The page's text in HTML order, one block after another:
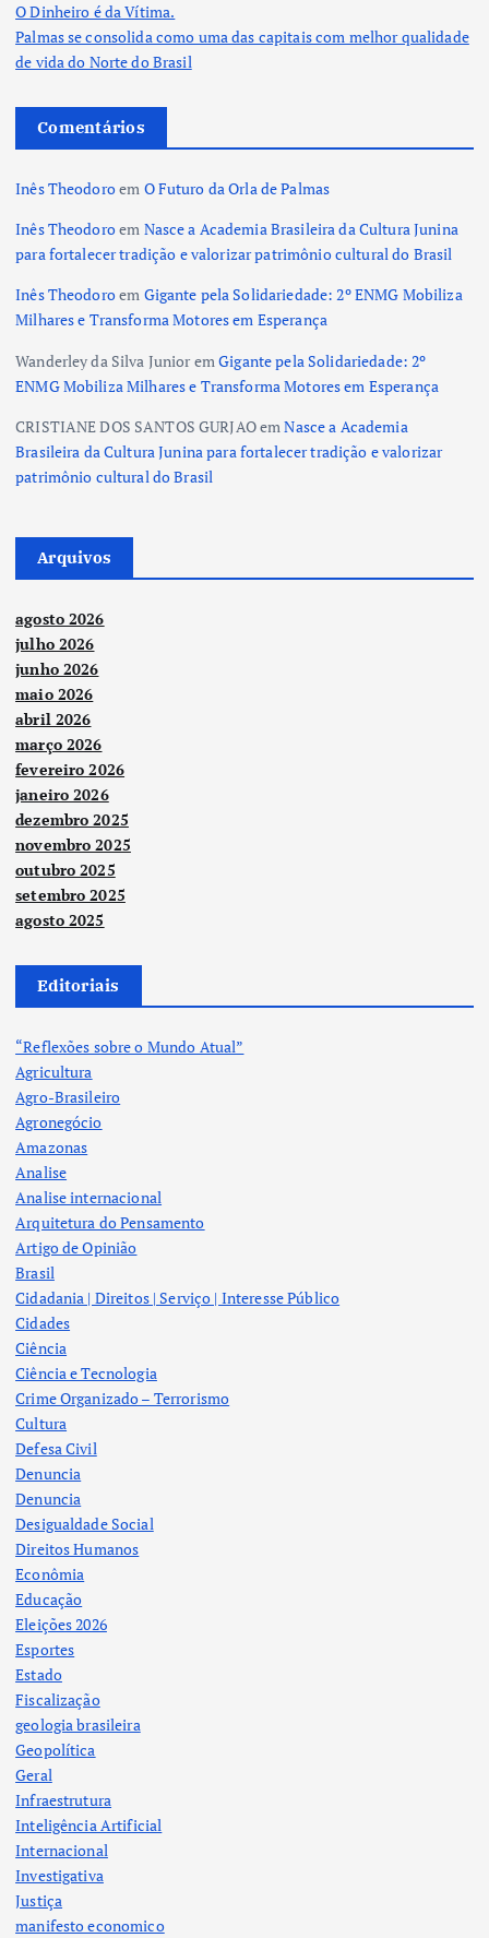
O Dinheiro é da Vítima.
Palmas se consolida como uma das capitais com melhor qualidade
de vida do Norte do Brasil
Comentários
Inês Theodoroem O Futuro da Orla de Palmas
Inês Theodoroem Nasce a Academia Brasileira da Cultura Junina
para fortalecer tradição e valorizar patrimônio cultural do Brasil
Inês Theodoroem Gigante pela Solidariedade: 2º ENMG Mobiliza
Milhares e Transforma Motores em Esperança
Wanderley da Silva JunioremGigante pela Solidariedade: 2º
ENMG Mobiliza Milhares e Transforma Motores em Esperança
CRISTIANE DOS SANTOS GURJAOemNasce a Academia
Brasileira da Cultura Junina para fortalecer tradição e valorizar
patrimônio cultural do Brasil
Arquivos
agosto 2026
julho 2026
junho 2026
maio 2026
abril 2026
março 2026
fevereiro 2026
janeiro 2026
dezembro 2025
novembro 2025
outubro 2025
setembro 2025
agosto 2025
Editoriais
“Reflexões sobre o Mundo Atual”
Agricultura
Agro-Brasileiro
Agronegócio
Amazonas
Analise
Analise internacional
Arquitetura do Pensamento
Artigo de Opinião
Brasil
Cidadania | Direitos | Serviço | Interesse Público
Cidades
Ciência
Ciência e Tecnologia
Crime Organizado – Terrorismo
Cultura
Defesa Civil
Denuncia
Denuncia
Desigualdade Social
Direitos Humanos
Econômia
Educação
Eleições 2026
Esportes
Estado
Fiscalização
geologia brasileira
Geopolítica
Geral
Infraestrutura
Inteligência Artificial
Internacional
Investigativa
Justiça
manifesto economico